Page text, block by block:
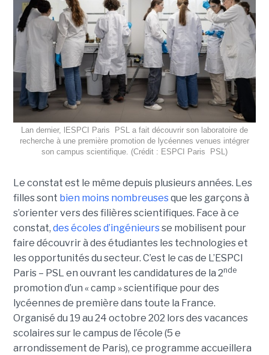
Lan dernier, lESPCI Paris  PSL a fait découvrir son laboratoire de
recherche à une première promotion de lycéennes venues intégrer
son campus scientifique. (Crédit : ESPCI Paris  PSL)
Le constat est le même depuis plusieurs années. Les
filles sont bien moins nombreusesque les garçons à
s’orienter vers des filières scientifiques. Face à ce
constat, des écoles d’ingénieursse mobilisent pour
faire découvrir à des étudiantes les technologies et
les opportunités du secteur. C’est le cas de L’ESPCI
Paris – PSL en ouvrant les candidatures de la 2nde
promotion d’un « camp » scientifique pour des
lycéennes de première dans toute la France.
Organisé du 19 au 24 octobre 202 lors des vacances
scolaires sur le campus de l’école (5 e
arrondissement de Paris), ce programme accueillera